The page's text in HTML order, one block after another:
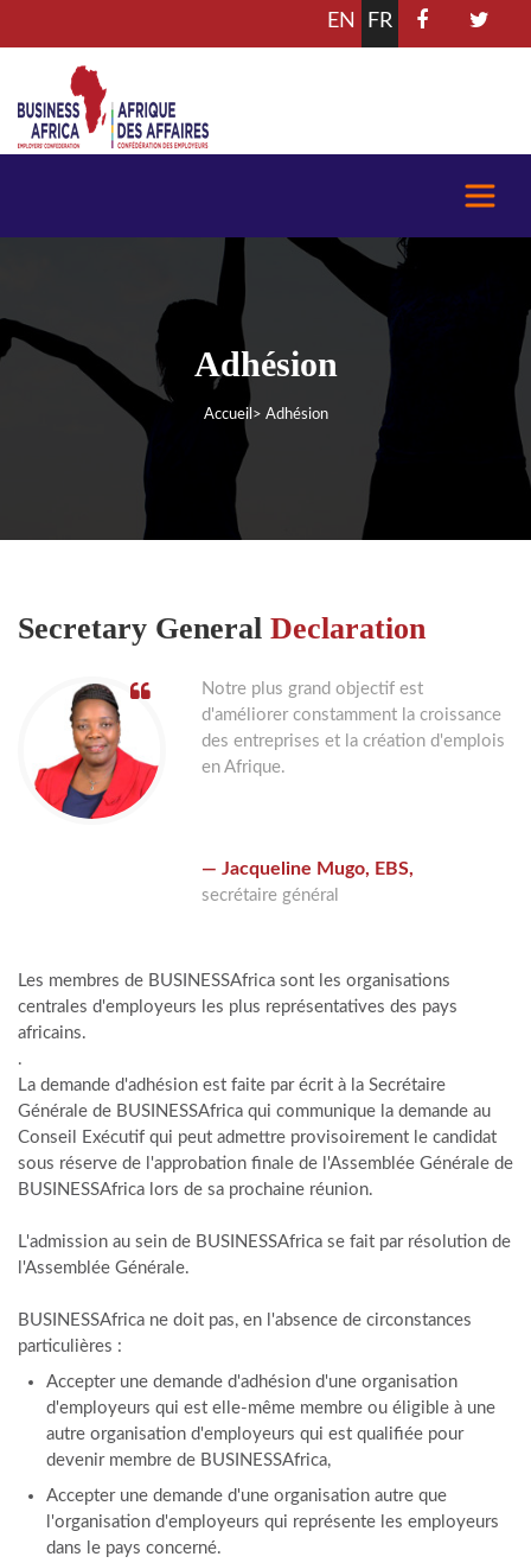
EN FR
Adhésion
Accueil > Adhésion
Secretary General Declaration
Notre plus grand objectif est
d'améliorer constamment la croissance
des entreprises et la création d'emplois
en Afrique.
Jacqueline Mugo, EBS,
secrétaire général
Les membres de BUSINESSAfrica sont les organisations
centrales d'employeurs les plus représentatives des pays
africains.
.
La demande d'adhésion est faite par écrit à la Secrétaire
Générale de BUSINESSAfrica qui communique la demande au
Conseil Exécutif qui peut admettre provisoirement le candidat
sous réserve de l'approbation finale de l'Assemblée Générale de
BUSINESSAfrica lors de sa prochaine réunion.
L'admission au sein de BUSINESSAfrica se fait par résolution de
l'Assemblée Générale.
BUSINESSAfrica ne doit pas, en l'absence de circonstances
particulières :
Accepter une demande d'adhésion d'une organisation
d'employeurs qui est elle-même membre ou éligible à une
autre organisation d'employeurs qui est qualifiée pour
devenir membre de BUSINESSAfrica,
Accepter une demande d'une organisation autre que
l'organisation d'employeurs qui représente les employeurs
dans le pays concerné.